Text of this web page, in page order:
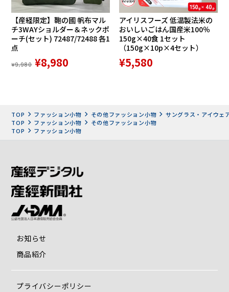
「鼻でかけない」独自構造と調整機能
・ 鼻パッドなし！サイドパッドで支える： 鼻骨を圧迫しな
いため、痛みや跡がつく心配は無用です。
・ サイドパッドの秘密： 軽量で耐久性の高いチタン芯が入
っており、顔幅に合わせて左右に調整可能。
・ 上下左右に調整可能： サイドパッドとモダン（耳にかけ
る部分）は上下・左右に動かせます。
【産経限定】鞄の國 帆布マル
チ3WAYショルダー＆ネックポ
ーチ(セット) 72487/72488 各1
点
¥9,980 ¥8,980
アイリスフーズ 低温製法米の
おいしいごはん国産米100％
150g×40食 1セット
（150g×10p×4セット）
¥5,580
TOP ファッション小物 その他ファッション小物
サングラス・アイウェ
TOP
ファッション小物
その他ファッション小物
TOP
ファッション小物
お知らせ
商品紹介
プライバシーポリシー